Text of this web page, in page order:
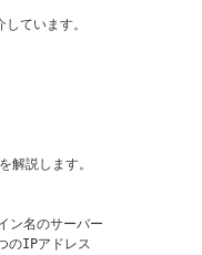
ています。
解説します。
ン名のサーバー
のIPアドレス